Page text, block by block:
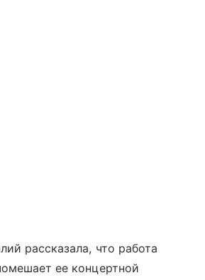
рассказала, что работа
ее концертной